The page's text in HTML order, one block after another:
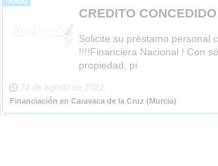
-VENDO-
CREDITO CONCEDIDO
Solicite su préstamo personal
!!!!Financiera Nacional ! Con
propiedad, pi
22 de agosto de 2022
Financiación en Caravaca de la Cruz (Murcia)